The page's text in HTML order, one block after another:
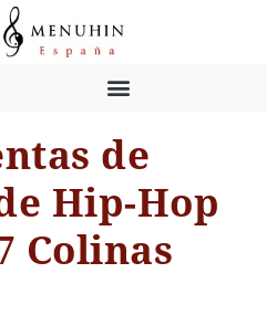
de
Hip-Hop
Colinas